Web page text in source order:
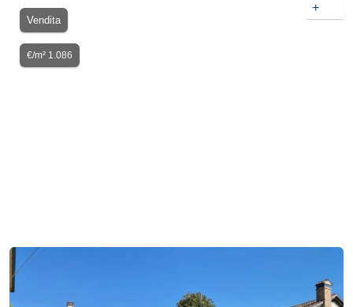
Vendita
€/m² 1.086
+